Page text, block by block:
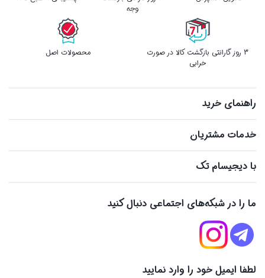
وجه
3 روز گارانتی بازگشت کالا در صورت
خرابی
محصولات اصل
راهنمای خرید
خدمات مشتریان
با دیجیسام تک
ما را در شبکه‌های اجتماعی دنبال کنید
لطفا ایمیل خود را وارد نمایید